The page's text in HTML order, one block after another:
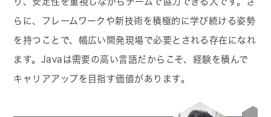
らに、フレームワークや新技術を積極的に学び続ける姿勢
を持つことで、幅広い開発現場で必要とされる存在になれ
ます。Javaは需要の高い言語だからこそ、経験を積んで
キャリアアップを目指す価値があります。